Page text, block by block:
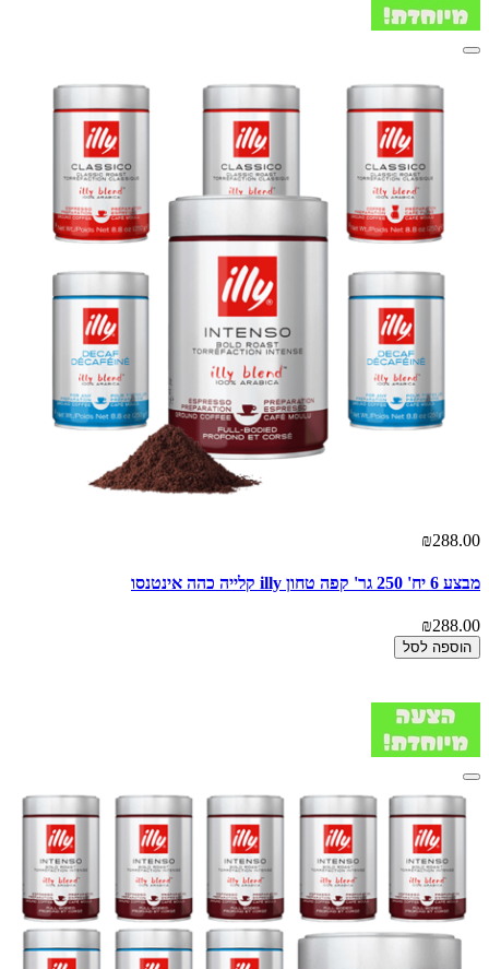
₪288.00
מבצע 6 יח' 250 גר' קפה טחון illy קלייה כהה אינטנסו
₪288.00
הוספה לסל